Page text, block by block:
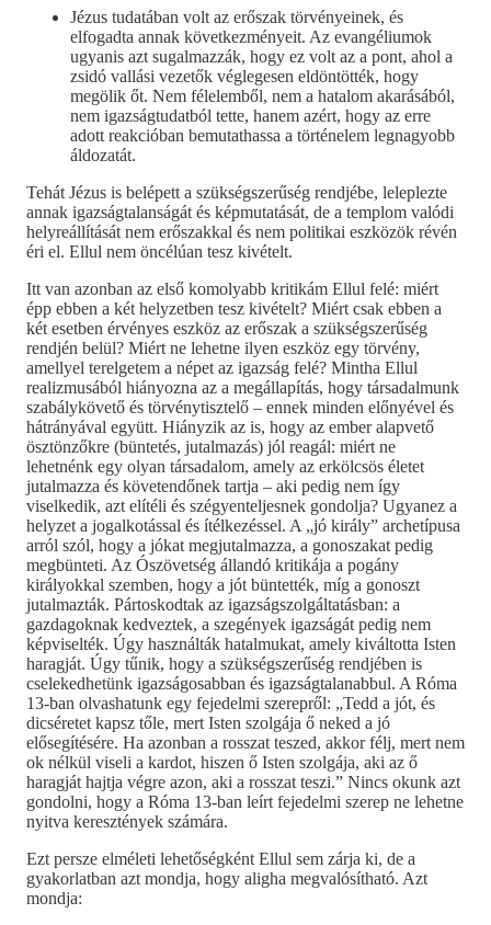
Jézus tudatában volt az erőszak törvényeinek, és
elfogadta annak következményeit. Az evangéliumok
ugyanis azt sugalmazzák, hogy ez volt az a pont, ahol a
zsidó vallási vezetők véglegesen eldöntötték, hogy
megölik őt. Nem félelemből, nem a hatalom akarásából,
nem igazságtudatból tette, hanem azért, hogy az erre
adott reakcióban bemutathassa a történelem legnagyobb
áldozatát.
Tehát Jézus is belépett a szükségszerűség rendjébe, leleplezte
annak igazságtalanságát és képmutatását, de a templom valódi
helyreállítását nem erőszakkal és nem politikai eszközök révén
éri el. Ellul nem öncélúan tesz kivételt.
Itt van azonban az első komolyabb kritikám Ellul felé: miért
épp ebben a két helyzetben tesz kivételt? Miért csak ebben a
két esetben érvényes eszköz az erőszak a szükségszerűség
rendjén belül? Miért ne lehetne ilyen eszköz egy törvény,
amellyel terelgetem a népet az igazság felé? Mintha Ellul
realizmusából hiányozna az a megállapítás, hogy társadalmunk
szabálykövető és törvénytisztelő – ennek minden előnyével és
hátrányával együtt. Hiányzik az is, hogy az ember alapvető
ösztönzőkre (büntetés, jutalmazás) jól reagál: miért ne
lehetnénk egy olyan társadalom, amely az erkölcsös életet
jutalmazza és követendőnek tartja – aki pedig nem így
viselkedik, azt elítéli és szégyenteljesnek gondolja? Ugyanez a
helyzet a jogalkotással és ítélkezéssel. A „jó király” archetípusa
arról szól, hogy a jókat megjutalmazza, a gonoszakat pedig
megbünteti. Az Ószövetség állandó kritikája a pogány
királyokkal szemben, hogy a jót büntették, míg a gonoszt
jutalmazták. Pártoskodtak az igazságszolgáltatásban: a
gazdagoknak kedveztek, a szegények igazságát pedig nem
képviselték. Úgy használták hatalmukat, amely kiváltotta Isten
haragját. Úgy tűnik, hogy a szükségszerűség rendjében is
cselekedhetünk igazságosabban és igazságtalanabbul. A Róma
13-ban olvashatunk egy fejedelmi szerepről: „Tedd a jót, és
dicséretet kapsz tőle, mert Isten szolgája ő neked a jó
elősegítésére. Ha azonban a rosszat teszed, akkor félj, mert nem
ok nélkül viseli a kardot, hiszen ő Isten szolgája, aki az ő
haragját hajtja végre azon, aki a rosszat teszi.” Nincs okunk azt
gondolni, hogy a Róma 13-ban leírt fejedelmi szerep ne lehetne
nyitva keresztények számára.
Ezt persze elméleti lehetőségként Ellul sem zárja ki, de a
gyakorlatban azt mondja, hogy aligha megvalósítható. Azt
mondja: